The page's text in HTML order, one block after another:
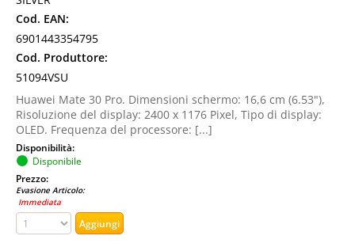
Cod. EAN:
6901443354795
Cod. Produttore:
51094VSU
Huawei Mate 30 Pro. Dimensioni schermo: 16,6 cm (6.53"),
Risoluzione del display: 2400 x 1176 Pixel, Tipo di display:
OLED. Frequenza del processore: [...]
Disponibilità:
Disponibile
Prezzo:
Evasione Articolo:
Immediata